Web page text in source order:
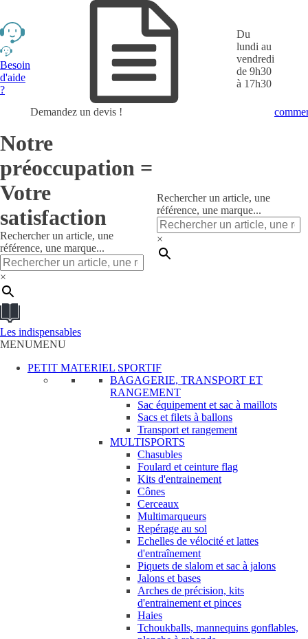
Besoin
d'aide
?
Demandez un devis !
Du
lundi au
vendredi
de 9h30
à 17h30
Notre
préoccupation =
Votre
satisfaction
Rechercher un article, une
référence, une marque...
×
Les indispensables
Rechercher un article, une
référence, une marque...
×
MENUMENU
PETIT MATERIEL SPORTIF
BAGAGERIE, TRANSPORT ET
RANGEMENT
Sac équipement et sac à maillots
Sacs et filets à ballons
Transport et rangement
MULTISPORTS
Chasubles
Foulard et ceinture flag
Kits d'entrainement
Cônes
Cerceaux
Multimarqueurs
Repérage au sol
Echelles de vélocité et lattes
d'entraînement
Piquets de slalom et sac à jalons
Jalons et bases
Arches de précision, kits
d'entrainement et pinces
Haies
Tchoukballs, mannequins gonflables,